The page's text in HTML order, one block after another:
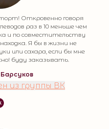
Откровенно говоря
раз в 10 меньше чем
и по совместительству
Я бы в жизни не
или сахара, если бы мне
буду заказывать.
из группы ВК